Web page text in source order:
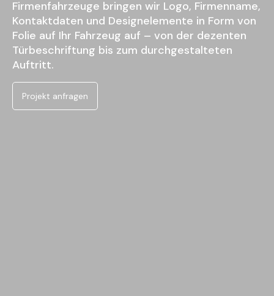
Firmenfahrzeuge bringen wir Logo, Firmenname,
Kontaktdaten und Designelemente in Form von
Folie auf Ihr Fahrzeug auf – von der dezenten
Türbeschriftung bis zum durchgestalteten
Auftritt.
Projekt anfragen